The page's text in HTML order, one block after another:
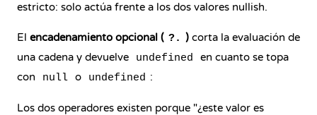
estricto: solo actúa frente a los dos valores nullish.
El encadenamiento opcional ( ?. ) corta la evaluación de
una cadena y devuelve
undefined
en cuanto se topa
con
null o undefined :
Los dos operadores existen porque "¿este valor es